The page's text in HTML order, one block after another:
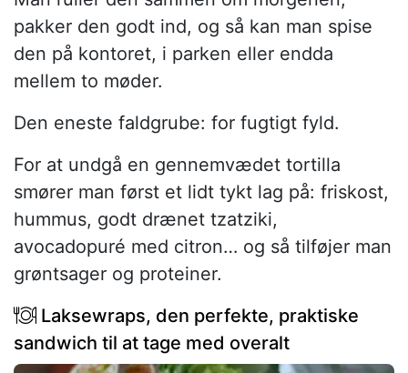
pakker den godt ind, og så kan man spise
den på kontoret, i parken eller endda
mellem to møder.
Den eneste faldgrube: for fugtigt fyld.
For at undgå en gennemvædet tortilla
smører man først et lidt tykt lag på: friskost,
hummus, godt drænet tzatziki,
avocadopuré med citron… og så tilføjer man
grøntsager og proteiner.
Laksewraps, den perfekte, praktiske
sandwich til at tage med overalt